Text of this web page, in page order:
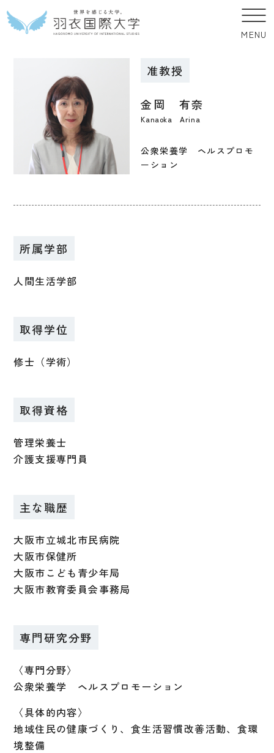
MENU
准教授
金岡 有奈
Kanaoka Arina
公衆栄養学 ヘルスプロモ
ーション
所属学部
人間生活学部
取得学位
修士（学術）
取得資格
管理栄養士
介護支援専門員
主な職歴
大阪市立城北市民病院
大阪市保健所
大阪市こども青少年局
大阪市教育委員会事務局
専門研究分野
〈専門分野〉
公衆栄養学 ヘルスプロモーション
〈具体的内容〉
地域住民の健康づくり、食生活習慣改善活動、食環
境整備